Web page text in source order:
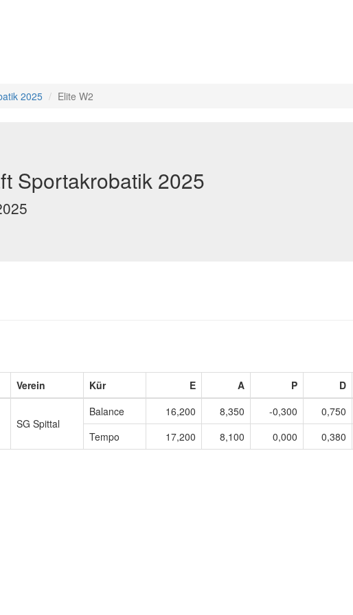
2025 Elite W2
Sportakrobatik 2025
Verein Kür E A P D
SG Spittal
Balance 16,200 8,350 -0,300 0,750
Tempo
17,200 8,100 0,000 0,380